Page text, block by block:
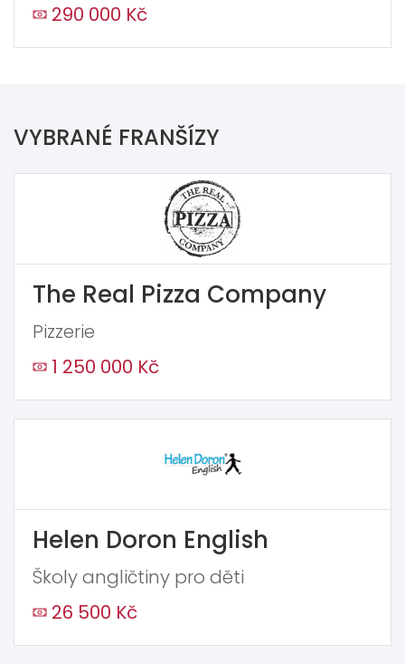
290 000 Kč
VYBRANÉ FRANŠÍZY
The Real Pizza Company
Pizzerie
1 250 000 Kč
Helen Doron English
Školy angličtiny pro děti
26 500 Kč